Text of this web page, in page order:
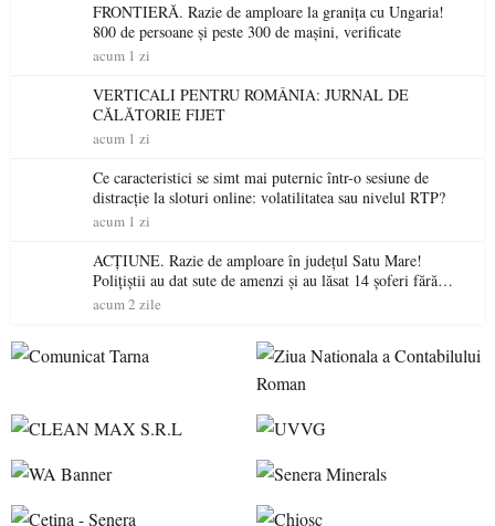
FRONTIERĂ. Razie de amploare la granița cu Ungaria!
800 de persoane și peste 300 de mașini, verificate
acum 1 zi
VERTICALI PENTRU ROMÂNIA: JURNAL DE
CĂLĂTORIE FIJET
acum 1 zi
Ce caracteristici se simt mai puternic într-o sesiune de
distracție la sloturi online: volatilitatea sau nivelul RTP?
acum 1 zi
ACȚIUNE. Razie de amploare în județul Satu Mare!
Polițiștii au dat sute de amenzi și au lăsat 14 șoferi fără
permis într-o singură zi
acum 2 zile